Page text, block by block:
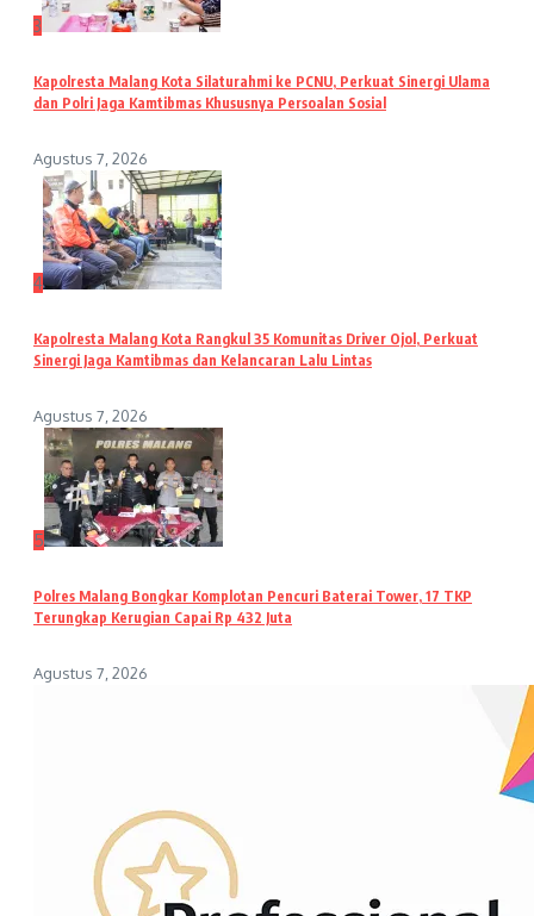
3
Kapolresta Malang Kota Silaturahmi ke PCNU, Perkuat Sinergi Ulama
dan Polri Jaga Kamtibmas Khususnya Persoalan Sosial
Agustus 7, 2026
4
Kapolresta Malang Kota Rangkul 35 Komunitas Driver Ojol, Perkuat
Sinergi Jaga Kamtibmas dan Kelancaran Lalu Lintas
Agustus 7, 2026
5
Polres Malang Bongkar Komplotan Pencuri Baterai Tower, 17 TKP
Terungkap Kerugian Capai Rp 432 Juta
Agustus 7, 2026